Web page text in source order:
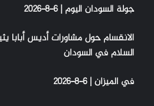
جولة السودان اليوم | 6-8-2026
الانقسام حول مشاورات أديس
السلام في السودان
في الميزان | 6-8-2026